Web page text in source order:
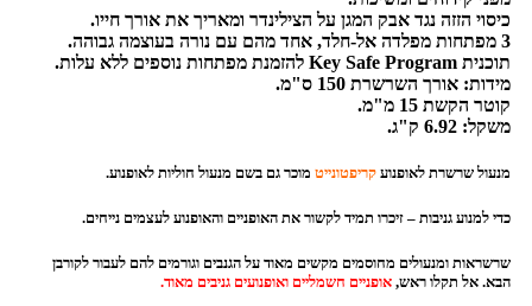
כיסוי הזזה נגד אבק המגן על הצילינדר ומאריך את אורך חייו.
3 מפתחות מפלדה אל-חלד, אחד מהם עם נורה בעוצמה גבוהה.
תוכנית Key Safe Program להזמנת מפתחות נוספים ללא עלות.
מידות: אורך השרשרת 150 ס"מ.
קוטר הקשת 15 מ"מ.
משקל: 6.92 ק"ג.
מנעול שרשרת לאופנוע קריפטונייט מוכר גם בשם מנעול חוליות לאופנוע.
כדי למנוע גניבות – זיכרו תמיד לקשור את האופניים והאופנוע לעצמים נייחים.
שרשראות ומנעולים מחוסמים מקשים מאוד על הגנבים וגורמים להם לעבור לקורבן
הבא. אל תקלו ראש, אופניים חשמליים ואופנועים גניבים מאוד.